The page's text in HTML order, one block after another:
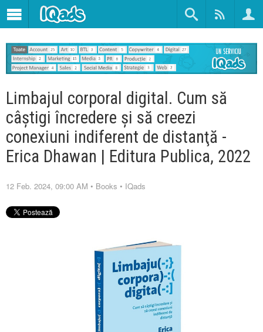
Limbajul corporal digital. Cum să
câştigi încredere şi să creezi
conexiuni indiferent de distanţă -
Erica Dhawan | Editura Publica, 2022
12 Feb. 2024, 09:00 AM • Books • IQads